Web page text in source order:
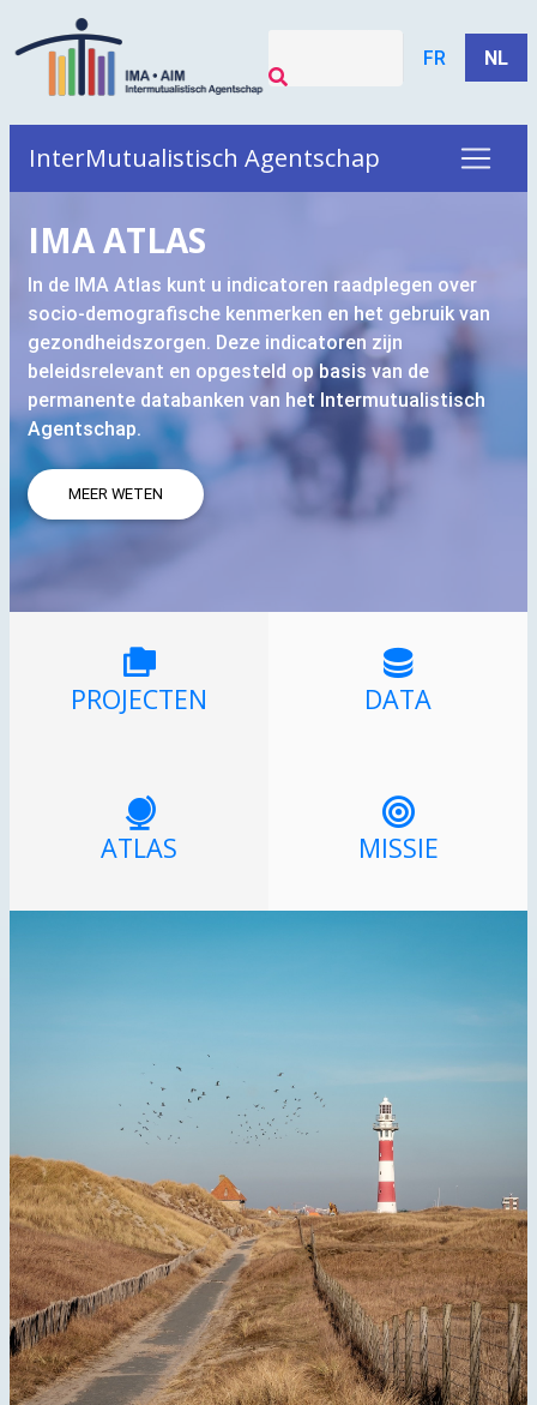
FR NL
InterMutualistisch Agentschap
IMAATLAS
In de IMA Atlas kunt u indicatoren raadplegen over
socio-demografische kenmerken en het gebruik van
gezondheidszorgen. Deze indicatoren zijn
beleidsrelevant en opgesteld op basis van de
permanente databanken van het Intermutualistisch
Agentschap.
MEER WETEN
PROJECTEN DATA
ATLAS MISSIE